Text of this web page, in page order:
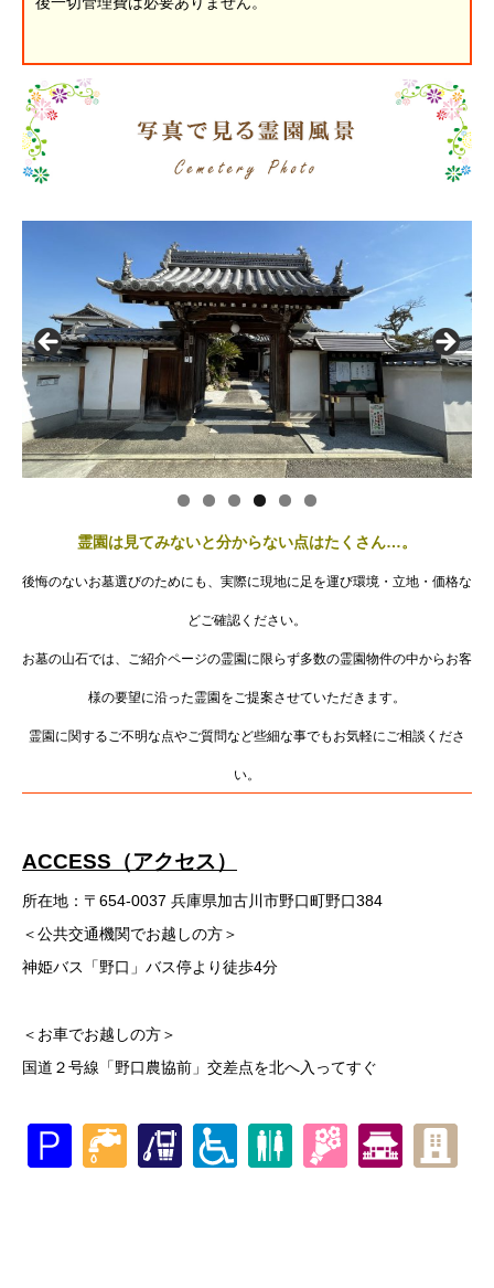
霊園は見てみないと分からない点はたくさん…。
後悔のないお墓選びのためにも、実際に現地に足を運び環境・立地・価格な
どご確認ください。
お墓の山石では、ご紹介ページの霊園に限らず多数の霊園物件の中からお客
様の要望に沿った霊園をご提案させていただきます。
霊園に関するご不明な点やご質問など些細な事でもお気軽にご相談くださ
い。
ACCESS（アクセス）
所在地：〒654-0037 兵庫県加古川市野口町野口384
＜公共交通機関でお越しの方＞
神姫バス「野口」バス停より徒歩4分
＜お車でお越しの方＞
国道２号線「野口農協前」交差点を北へ入ってすぐ